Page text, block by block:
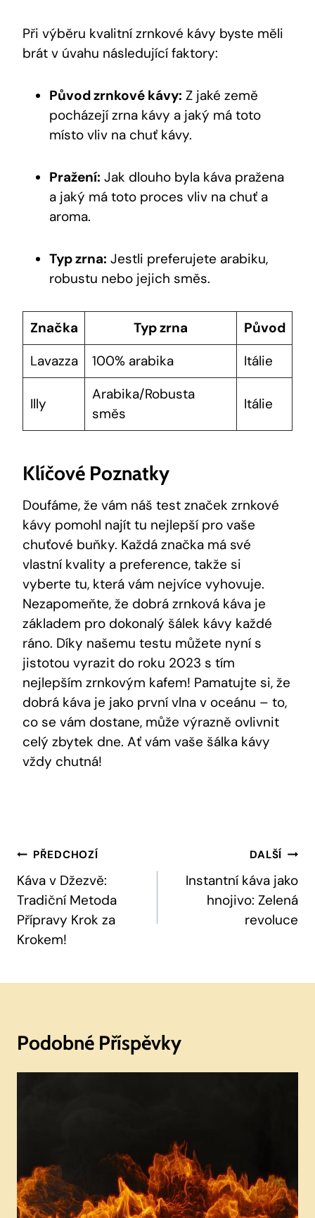
Při výběru kvalitní zrnkové kávy byste měli
brát v úvahu následující faktory:
Původ zrnkové kávy: Z jaké země
pocházejí zrna kávy a jaký má toto
místo vliv na chuť kávy.
Pražení: Jak dlouho byla káva pražena
a jaký má toto proces vliv na chuť a
aroma.
Typ zrna: Jestli preferujete arabiku,
robustu nebo jejich směs.
Značka Typ zrna
Původ
Lavazza
100% arabika Itálie
Illy
Arabika/Robusta
směs
Itálie
Klíčové Poznatky
Doufáme, že vám náš test značek zrnkové
kávy pomohl najít tu nejlepší pro vaše
chuťové buňky. Každá značka má své
vlastní kvality a preference, takže si
vyberte tu, která vám nejvíce vyhovuje.
Nezapomeňte, že dobrá zrnková káva je
základem pro dokonalý šálek kávy každé
ráno. Díky našemu testu můžete nyní s
jistotou vyrazit do roku 2023 s tím
nejlepším zrnkovým kafem! Pamatujte si, že
dobrá káva je jako první vlna v oceánu – to,
co se vám dostane, může výrazně ovlivnit
celý zbytek dne. Ať vám vaše šálka kávy
vždy chutná!
Navigace
Pro
Příspěvek
PŘEDCHOZÍ
Káva v Džezvě:
Tradiční Metoda
Přípravy Krok za
Krokem!
DALŠÍ
Instantní káva jako
hnojivo: Zelená
revoluce
Podobné Příspěvky